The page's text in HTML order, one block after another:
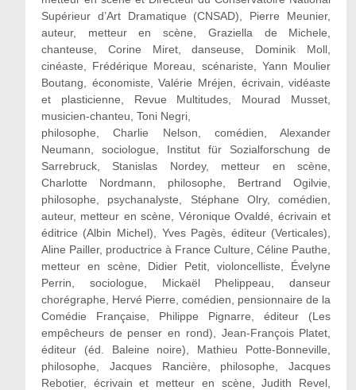
Supérieur d’Art Dramatique (CNSAD), Pierre Meunier,
auteur, metteur en scène, Graziella de Michele,
chanteuse, Corine Miret, danseuse, Dominik Moll,
cinéaste, Frédérique Moreau, scénariste, Yann Moulier
Boutang, économiste, Valérie Mréjen, écrivain, vidéaste
et plasticienne, Revue Multitudes, Mourad Musset,
musicien-chanteu, Toni Negri,
philosophe, Charlie Nelson, comédien, Alexander
Neumann, sociologue, Institut für Sozialforschung de
Sarrebruck, Stanislas Nordey, metteur en scène,
Charlotte Nordmann, philosophe, Bertrand Ogilvie,
philosophe, psychanalyste, Stéphane Olry, comédien,
auteur, metteur en scène, Véronique Ovaldé, écrivain et
éditrice (Albin Michel), Yves Pagès, éditeur (Verticales),
Aline Pailler, productrice à France Culture, Céline Pauthe,
metteur en scène, Didier Petit, violoncelliste, Évelyne
Perrin, sociologue, Mickaël Phelippeau, danseur
chorégraphe, Hervé Pierre, comédien, pensionnaire de la
Comédie Française, Philippe Pignarre, éditeur (Les
empêcheurs de penser en rond), Jean-François Platet,
éditeur (éd. Baleine noire), Mathieu Potte-Bonneville,
philosophe, Jacques Rancière, philosophe, Jacques
Rebotier, écrivain et metteur en scène, Judith Revel,